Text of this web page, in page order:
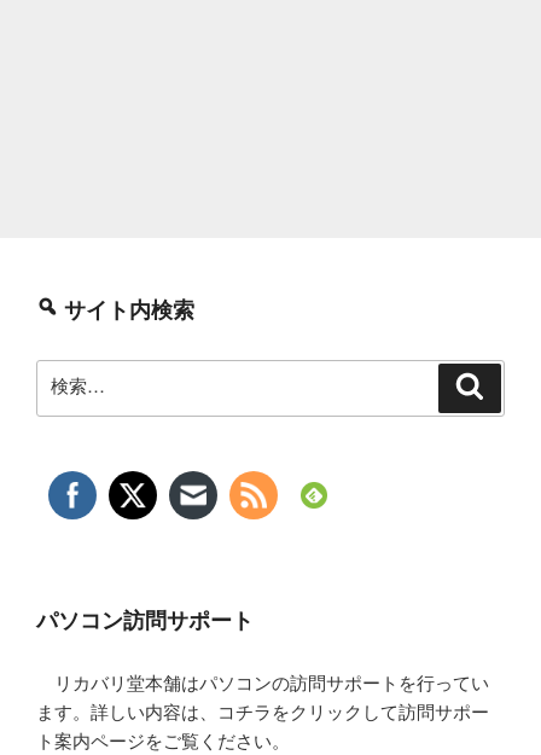
サイト内検索
パソコン訪問サポート
リカバリ堂本舗はパソコンの訪問サポートを行ってい
ます。詳しい内容は、コチラをクリックして訪問サポー
ト案内ページをご覧ください。